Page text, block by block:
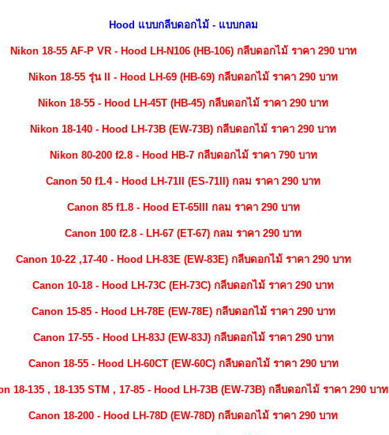
Hood แบบกลีบดอกไม้ - แบบกลม
Nikon 18-55 AF-P VR - Hood LH-N106 (HB-106) กลีบดอกไม้ ราคา 290 บาท
Nikon 18-55 รุ่น II - Hood LH-69 (HB-69) กลีบดอกไม้ ราคา 290 บาท
Nikon 18-55 - Hood LH-45T (HB-45) กลีบดอกไม้ ราคา 290 บาท
Nikon 18-140 - Hood LH-73B (EW-73B) กลีบดอกไม้ ราคา 290 บาท
Nikon 80-200 f2.8 - Hood HB-7 กลีบดอกไม้ ราคา 790 บาท
Canon 50 f1.4 - Hood LH-71II (ES-71II) กลม ราคา 290 บาท
Canon 85 f1.8 - Hood ET-65III กลม ราคา 290 บาท
Canon 100 f2.8 - LH-67 (ET-67) กลม ราคา 290 บาท
Canon 10-22 ,17-40 - Hood LH-83E (EW-83E) กลีบดอกไม้ ราคา 290 บาท
Canon 10-18 - Hood LH-73C (EH-73C) กลีบดอกไม้ ราคา 290 บาท
Canon 15-85 - Hood LH-78E (EW-78E) กลีบดอกไม้ ราคา 290 บาท
Canon 17-55 - Hood LH-83J (EW-83J) กลีบดอกไม้ ราคา 290 บาท
Canon 18-55 - Hood LH-60CT (EW-60C) กลีบดอกไม้ ราคา 290 บาท
18-135 , 18-135 STM , 17-85 - Hood LH-73B (EW-73B) กลีบดอกไม้ ราคา 290 บาท
Canon 18-200 - Hood LH-78D (EW-78D) กลีบดอกไม้ ราคา 290 บาท